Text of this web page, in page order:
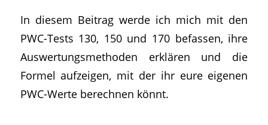
In diesem Beitrag werde ich mich mit den
PWC-Tests 130, 150 und 170 befassen, ihre
Auswertungsmethoden erklären und die
Formel aufzeigen, mit der ihr eure eigenen
PWC-Werte berechnen könnt.